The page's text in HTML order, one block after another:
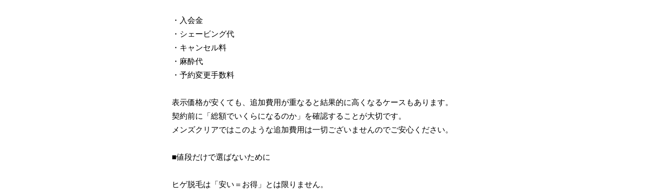
・入会金
・シェービング代
・キャンセル料
・麻酔代
・予約変更手数料
表示価格が安くても、追加費用が重なると結果的に高くなるケースもあります。
契約前に「総額でいくらになるのか」を確認することが大切です。
メンズクリアではこのような追加費用は一切ございませんのでご安心ください。
■値段だけで選ばないために
ヒゲ脱毛は「安い＝お得」とは限りません。